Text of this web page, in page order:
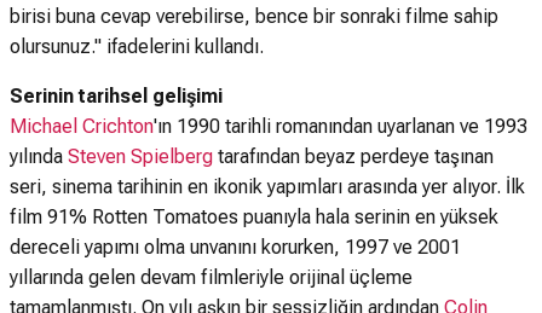
birisi buna cevap verebilirse, bence bir sonraki filme sahip
olursunuz." ifadelerini kullandı.
Serinin tarihsel gelişimi
Michael Crichton'ın 1990 tarihli romanından uyarlanan ve 1993
yılında Steven Spielberg tarafından beyaz perdeye taşınan
seri, sinema tarihinin en ikonik yapımları arasında yer alıyor. İlk
film 91% Rotten Tomatoes puanıyla hala serinin en yüksek
dereceli yapımı olma unvanını korurken, 1997 ve 2001
yıllarında gelen devam filmleriyle orijinal üçleme
tamamlanmıştı. On yılı aşkın bir sessizliğin ardından Colin